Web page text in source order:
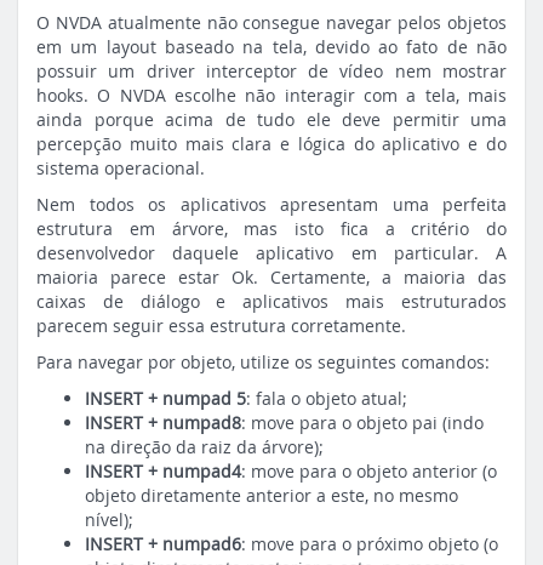
O NVDA atualmente não consegue navegar pelos objetos
em um layout baseado na tela, devido ao fato de não
possuir um driver interceptor de vídeo nem mostrar
hooks. O NVDA escolhe não interagir com a tela, mais
ainda porque acima de tudo ele deve permitir uma
percepção muito mais clara e lógica do aplicativo e do
sistema operacional.
Nem todos os aplicativos apresentam uma perfeita
estrutura em árvore, mas isto fica a critério do
desenvolvedor daquele aplicativo em particular. A
maioria parece estar Ok. Certamente, a maioria das
caixas de diálogo e aplicativos mais estruturados
parecem seguir essa estrutura corretamente.
Para navegar por objeto, utilize os seguintes comandos:
INSERT + numpad 5: fala o objeto atual;
INSERT + numpad8: move para o objeto pai (indo
na direção da raiz da árvore);
INSERT + numpad4: move para o objeto anterior (o
objeto diretamente anterior a este, no mesmo
nível);
INSERT + numpad6: move para o próximo objeto (o